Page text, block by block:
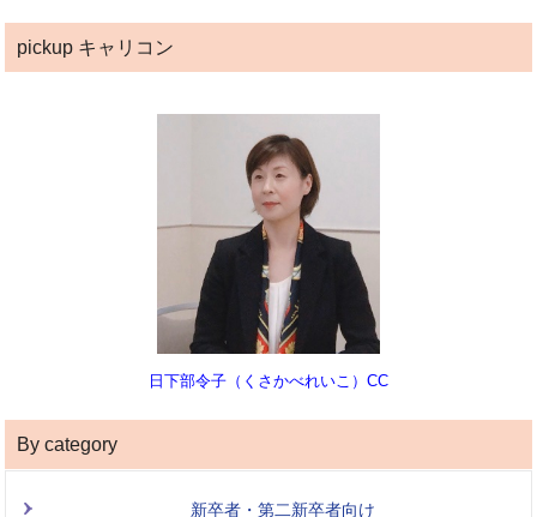
pickup キャリコン
日下部令子（くさかべれいこ）CC
By category
新卒者・第二新卒者向け